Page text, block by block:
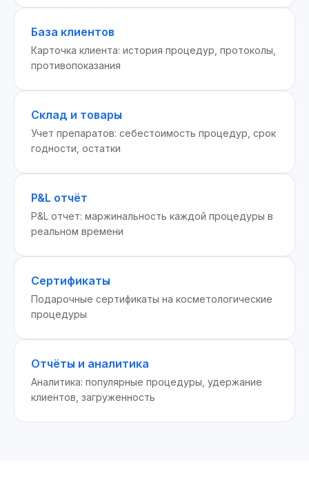
База клиентов
Карточка клиента: история процедур, протоколы,
противопоказания
Склад и товары
Учет препаратов: себестоимость процедур, срок
годности, остатки
P&L отчёт
P&L отчет: маржинальность каждой процедуры в
реальном времени
Сертификаты
Подарочные сертификаты на косметологические
процедуры
Отчёты и аналитика
Аналитика: популярные процедуры, удержание
клиентов, загруженность